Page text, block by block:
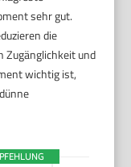
sehr gut.
die
Zugänglichkeit und
wichtig ist,